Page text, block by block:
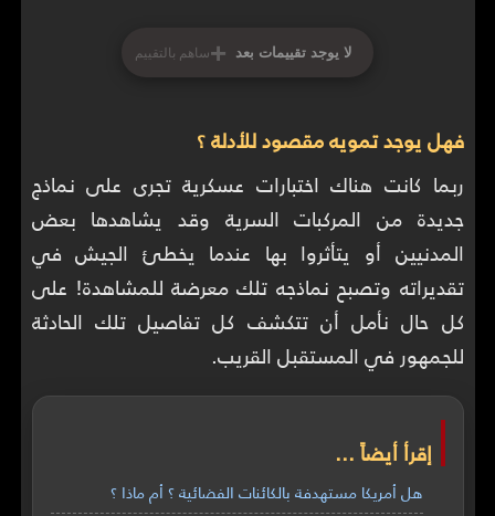
لا يوجد تقييمات بعد +ساهم بالتقييم
فهل يوجد تمويه مقصود للأدلة ؟
ربما كانت هناك اختبارات عسكرية تجرى على نماذج
جديدة من المركبات السرية وقد يشاهدها بعض
المدنيين أو يتأثروا بها عندما يخطئ الجيش في
تقديراته وتصبح نماذجه تلك معرضة للمشاهدة! على
كل حال نأمل أن تتكشف كل تفاصيل تلك الحادثة
للجمهور في المستقبل القريب.
إقرأ أيضاً ...
هل أمريكا مستهدفة بالكائنات الفضائية ؟ أم ماذا ؟